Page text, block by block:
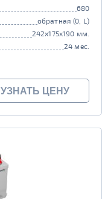
680
обратная (0, L)
242x175x190 мм.
24 мес.
УЗНАТЬ ЦЕНУ